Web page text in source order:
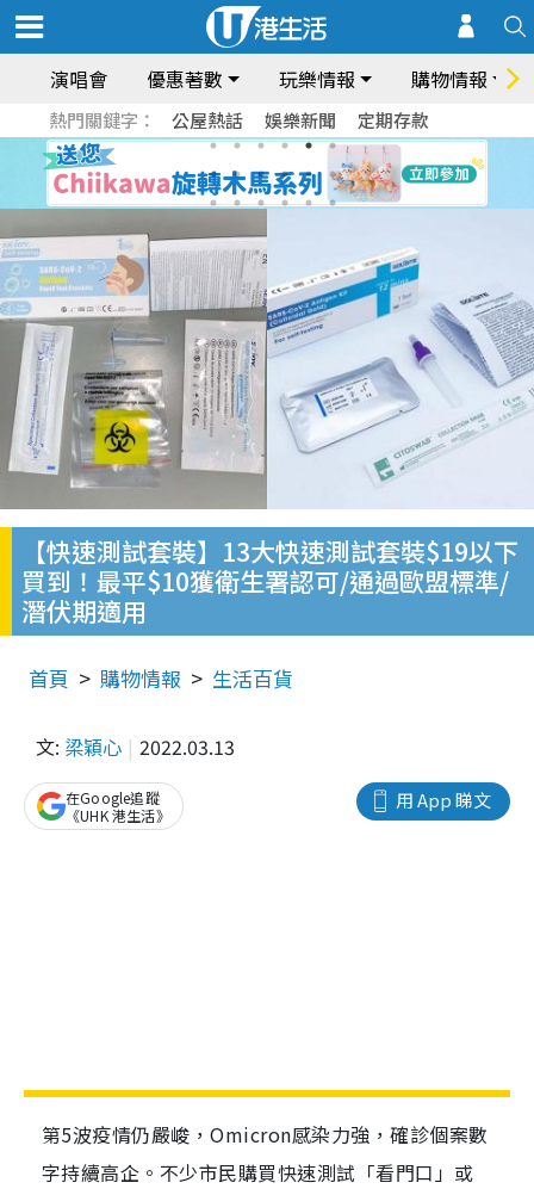
演唱會 優惠著數 玩樂情報 購物情報
熱門關鍵字： 公屋熱話 娛樂新聞 定期存款
【快速測試套裝】13大快速測試套裝$19以下
買到！最平$10獲衛生署認可/通過歐盟標準/
潛伏期適用
首頁 購物情報 生活百貨
文: 梁穎心 2022.03.13
用 App 睇文
在Google追蹤
《UHK 港生活》
第5波疫情仍嚴峻，Omicron感染力強，確診個案數
字持續高企。不少市民購買快速測試「看門口」或